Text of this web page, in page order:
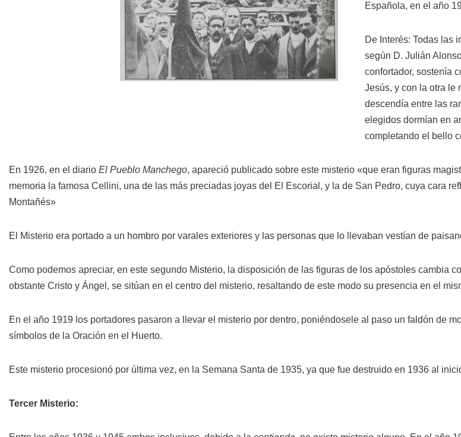
Española, en el año
De Interés: Todas las
según D. Julián
confortador, sostenía
Jesús, y con la otra le
descendía entre las
elegidos dormían en
completando el bello
En 1926, en el diario El Pueblo Manchego, apareció publicado sobre este misterio «que eran figuras
memoria la famosa Cellini, una de las más preciadas joyas del El Escorial, y la de San Pedro, cuya cara
Montañés»
El Misterio era portado a un hombro por varales exteriores y las personas que lo llevaban vestían de
Como podemos apreciar, en este segundo Misterio, la disposición de las figuras de los apóstoles cambia
obstante Cristo y Ángel, se sitúan en el centro del misterio, resaltando de este modo su presencia en el
En el año 1919 los portadores pasaron a llevar el misterio por dentro, poniéndosele al paso un faldón de
símbolos de la Oración en el Huerto.
Este misterio procesionó por última vez, en la Semana Santa de 1935, ya que fue destruido en 1936 al
Tercer Misterio: